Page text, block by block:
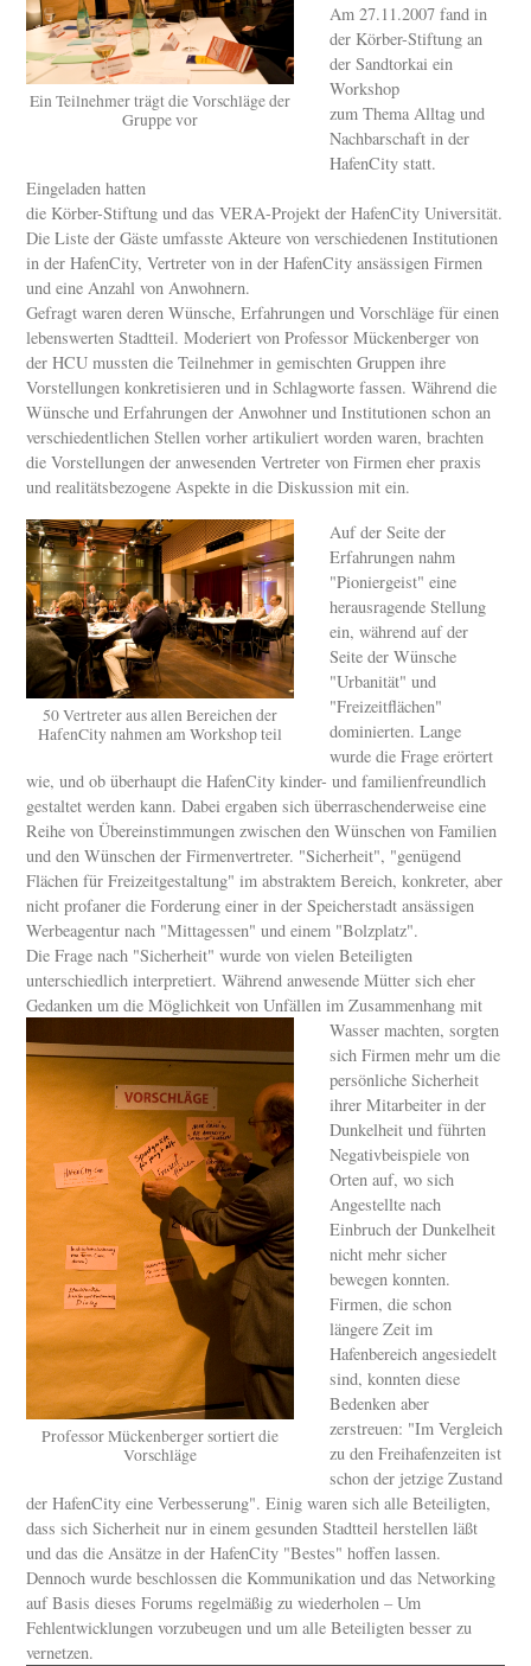
Ein Teilnehmer trägt die Vorschläge der
Gruppe vor
Am 27.11.2007 fand in
der Körber-Stiftung an
der Sandtorkai ein
Workshop
zum Thema Alltag und
Nachbarschaft in der
HafenCity statt.
Eingeladen hatten
die Körber-Stiftung und das VERA-Projekt der HafenCity Universität.
Die Liste der Gäste umfasste Akteure von verschiedenen Institutionen
in der HafenCity, Vertreter von in der HafenCity ansässigen Firmen
und eine Anzahl von Anwohnern.
Gefragt waren deren Wünsche, Erfahrungen und Vorschläge für einen
lebenswerten Stadtteil. Moderiert von Professor Mückenberger von
der HCU mussten die Teilnehmer in gemischten Gruppen ihre
Vorstellungen konkretisieren und in Schlagworte fassen. Während die
Wünsche und Erfahrungen der Anwohner und Institutionen schon an
verschiedentlichen Stellen vorher artikuliert worden waren, brachten
die Vorstellungen der anwesenden Vertreter von Firmen eher praxis
und realitätsbezogene Aspekte in die Diskussion mit ein.
50 Vertreter aus allen Bereichen der
HafenCity nahmen am Workshop teil
Auf der Seite der
Erfahrungen nahm
"Pioniergeist" eine
herausragende Stellung
ein, während auf der
Seite der Wünsche
"Urbanität" und
"Freizeitflächen"
dominierten. Lange
wurde die Frage erörtert
wie, und ob überhaupt die HafenCity kinder- und familienfreundlich
gestaltet werden kann. Dabei ergaben sich überraschenderweise eine
Reihe von Übereinstimmungen zwischen den Wünschen von Familien
und den Wünschen der Firmenvertreter. "Sicherheit", "genügend
Flächen für Freizeitgestaltung" im abstraktem Bereich, konkreter, aber
nicht profaner die Forderung einer in der Speicherstadt ansässigen
Werbeagentur nach "Mittagessen" und einem "Bolzplatz".
Die Frage nach "Sicherheit" wurde von vielen Beteiligten
unterschiedlich interpretiert. Während anwesende Mütter sich eher
Gedanken um die Möglichkeit von Unfällen im
Professor Mückenberger sortiert die
Vorschläge
Zusammenhang mit
Wasser machten, sorgten
sich Firmen mehr um die
persönliche Sicherheit
ihrer Mitarbeiter in der
Dunkelheit und führten
Negativbeispiele von
Orten auf, wo sich
Angestellte nach
Einbruch der Dunkelheit
nicht mehr sicher
bewegen konnten.
Firmen, die schon
längere Zeit im
Hafenbereich angesiedelt
sind, konnten diese
Bedenken aber
zerstreuen: "Im Vergleich
zu den Freihafenzeiten ist
schon der jetzige Zustand
der HafenCity eine Verbesserung". Einig waren sich alle Beteiligten,
dass sich Sicherheit nur in einem gesunden Stadtteil herstellen läßt
und das die Ansätze in der HafenCity "Bestes" hoffen lassen.
Dennoch wurde beschlossen die Kommunikation und das Networking
auf Basis dieses Forums regelmäßig zu wiederholen – Um
Fehlentwicklungen vorzubeugen und um alle Beteiligten besser zu
vernetzen.